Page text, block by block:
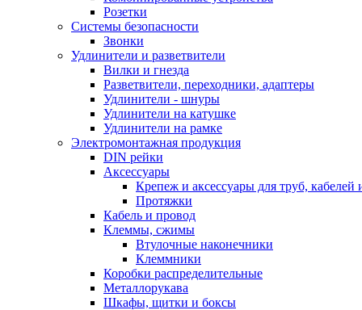
Розетки
Системы безопасности
Звонки
Удлинители и разветвители
Вилки и гнезда
Разветвители, переходники, адаптеры
Удлинители - шнуры
Удлинители на катушке
Удлинители на рамке
Электромонтажная продукция
DIN рейки
Аксессуары
Крепеж и аксессуары для труб, кабелей
Протяжки
Кабель и провод
Клеммы, сжимы
Втулочные наконечники
Клеммники
Коробки распределительные
Металлорукава
Шкафы, щитки и боксы